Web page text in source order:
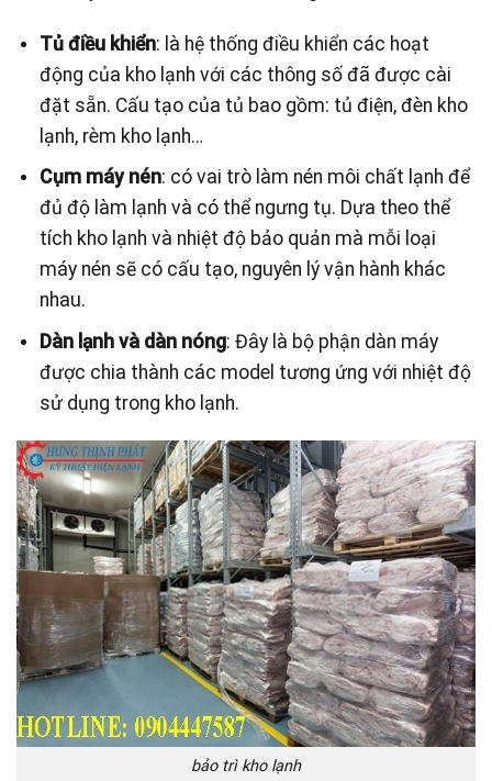
Tủ điều khiển: là hệ thống điều khiển các hoạt
động của kho lạnh với các thông số đã được cài
đặt sẵn. Cấu tạo của tủ bao gồm: tủ điện, đèn kho
lạnh, rèm kho lạnh…
Cụm máy nén: có vai trò làm nén môi chất lạnh để
đủ độ làm lạnh và có thể ngưng tụ. Dựa theo thể
tích kho lạnh và nhiệt độ bảo quản mà mỗi loại
máy nén sẽ có cấu tạo, nguyên lý vận hành khác
nhau.
Dàn lạnh và dàn nóng: Đây là bộ phận dàn máy
được chia thành các model tương ứng với nhiệt độ
sử dụng trong kho lạnh.
bảo trì kho lạnh